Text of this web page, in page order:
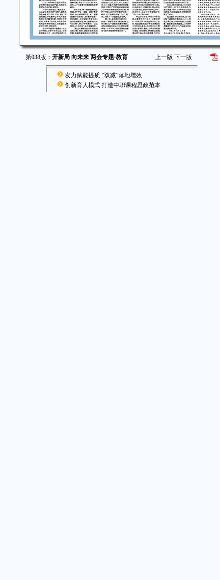
第038版： 开新局 向未来 两会专题·教育 上一版 下一版
发力赋能提质 “双减”落地增效
创新育人模式 打造中职课程思政范本